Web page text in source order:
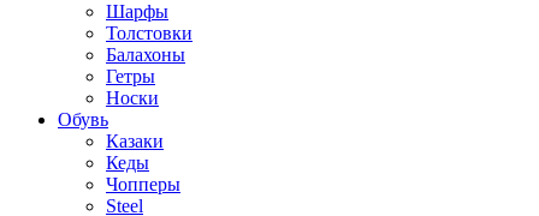
Шарфы
Толстовки
Балахоны
Гетры
Носки
Обувь
Казаки
Кеды
Чопперы
Steel